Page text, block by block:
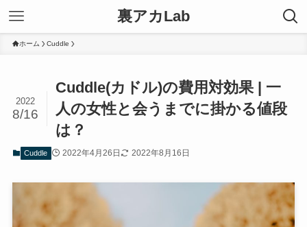
裏アカLab
ホーム Cuddle
Cuddle(カドル)の費用対効果 | 一
人の女性と会うまでに掛かる値段
は？
2022
8/16
Cuddle 2022年4月26日 2022年8月16日